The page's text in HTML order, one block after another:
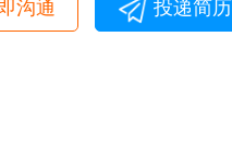
沟通 投递简历